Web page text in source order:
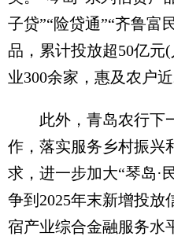
子贷”“险贷通”“齐鲁富
品，累计投放超50亿元
业300余家，惠及农户近
此外，青岛农行下
作，落实服务乡村振兴
求，进一步加大“琴岛·
争到2025年末新增投放
宿产业综合金融服务水